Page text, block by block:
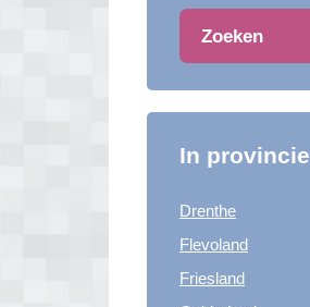
Zoeken
In provincie
Drenthe
Flevoland
Friesland